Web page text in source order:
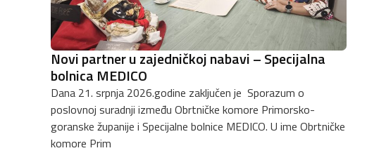
Novi partner u zajedničkoj nabavi – Specijalna
bolnica MEDICO
Dana 21. srpnja 2026.godine zaključen je Sporazum o
poslovnoj suradnji između Obrtničke komore Primorsko-
goranske županije i Specijalne bolnice MEDICO. U ime Obrtničke
komore Prim